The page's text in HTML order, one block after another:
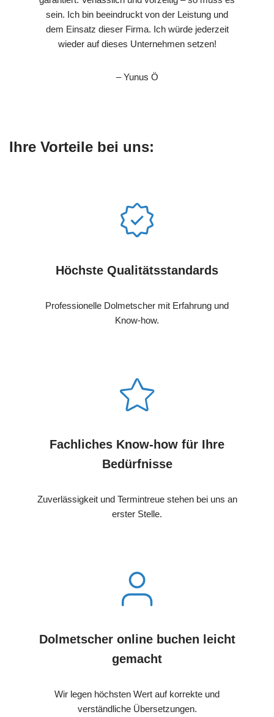
sein. Ich bin beeindruckt von der Leistung und
dem Einsatz dieser Firma. Ich würde jederzeit
wieder auf dieses Unternehmen setzen!
– Yunus Ö
Ihre Vorteile bei uns:
Höchste Qualitätsstandards
Professionelle Dolmetscher mit Erfahrung und
Know-how.
Fachliches Know-how für Ihre
Bedürfnisse
Zuverlässigkeit und Termintreue stehen bei uns an
erster Stelle.
Dolmetscher online buchen leicht
gemacht
Wir legen höchsten Wert auf korrekte und
verständliche Übersetzungen.